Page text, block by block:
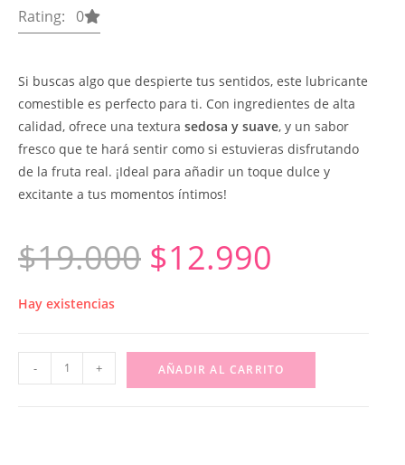
Rating: 0
Si buscas algo que despierte tus sentidos, este lubricante
comestible es perfecto para ti. Con ingredientes de alta
calidad, ofrece una textura sedosa y suave, y un sabor
fresco que te hará sentir como si estuvieras disfrutando
de la fruta real. ¡Ideal para añadir un toque dulce y
excitante a tus momentos íntimos!
$19.000 $12.990
Hay existencias
- + AÑADIR AL CARRITO